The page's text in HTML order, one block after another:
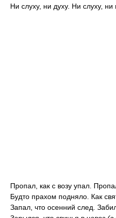
Ни слуху, ни духу. Ни слуху, ни
Пропал, как с возу упал.
Будто прахом подняло. Как
Запал, что осенний след.